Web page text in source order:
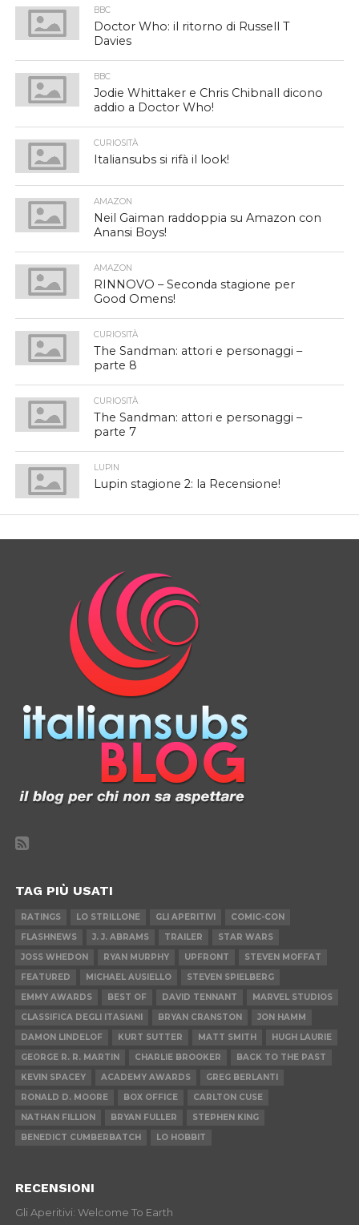
BBC
Doctor Who: il ritorno di Russell T
Davies
BBC
Jodie Whittaker e Chris Chibnall dicono
addio a Doctor Who!
CURIOSITÀ
Italiansubs si rifà il look!
AMAZON
Neil Gaiman raddoppia su Amazon con
Anansi Boys!
AMAZON
RINNOVO – Seconda stagione per
Good Omens!
CURIOSITÀ
The Sandman: attori e personaggi –
parte 8
CURIOSITÀ
The Sandman: attori e personaggi –
parte 7
LUPIN
Lupin stagione 2: la Recensione!
TAG PIÙ USATI
RATINGS LO STRILLONE GLI APERITIVI
COMIC-CON
FLASHNEWS
J. J. ABRAMS TRAILER
STAR WARS
JOSS WHEDON
RYAN MURPHY UPFRONT
STEVEN MOFFAT
FEATURED
MICHAEL AUSIELLO
STEVEN SPIELBERG
EMMY AWARDS
BEST OF DAVID TENNANT
MARVEL STUDIOS
CLASSIFICA DEGLI ITASIANI
BRYAN CRANSTON
JON HAMM
DAMON LINDELOF
KURT SUTTER MATT SMITH
HUGH LAURIE
GEORGE R. R. MARTIN
CHARLIE BROOKER
BACK TO THE PAST
KEVIN SPACEY
ACADEMY AWARDS
GREG BERLANTI
RONALD D. MOORE
BOX OFFICE
CARLTON CUSE
NATHAN FILLION
BRYAN FULLER
STEPHEN KING
BENEDICT CUMBERBATCH
LO HOBBIT
RECENSIONI
Gli Aperitivi: Welcome To Earth